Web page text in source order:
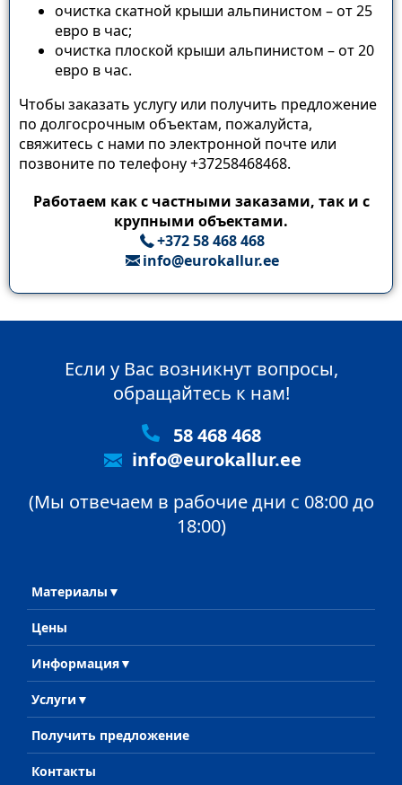
очистка скатной крыши альпинистом – от 25
евро в час;
очистка плоской крыши альпинистом – от 20
евро в час.
Чтобы заказать услугу или получить предложение
по долгосрочным объектам, пожалуйста,
свяжитесь с нами по электронной почте или
позвоните по телефону +37258468468.
Работаем как с частными заказами, так и с
крупными объектами.
+372 58 468 468
info@eurokallur.ee
Если у Вас возникнут вопросы,
обращайтесь к нам!
58 468 468
info@eurokallur.ee
(Мы отвечаем в рабочие дни с 08:00 до
18:00)
Материалы
Цены
Информация
Услуги
Получить предложение
Контакты